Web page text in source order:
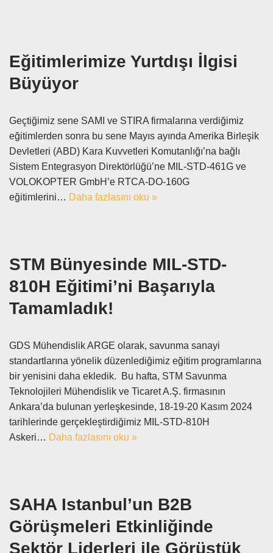
Eğitimlerimize Yurtdışı İlgisi
Büyüyor
Geçtiğimiz sene SAMI ve STIRA firmalarına verdiğimiz
eğitimlerden sonra bu sene Mayıs ayında Amerika Birleşik
Devletleri (ABD) Kara Kuvvetleri Komutanlığı’na bağlı
Sistem Entegrasyon Direktörlüğü’ne MIL-STD-461G ve
VOLOKOPTER GmbH’e RTCA-DO-160G
eğitimlerini… Daha fazlasını oku »
STM Bünyesinde MIL-STD-
810H Eğitimi’ni Başarıyla
Tamamladık!
GDS Mühendislik ARGE olarak, savunma sanayi
standartlarına yönelik düzenlediğimiz eğitim programlarına
bir yenisini daha ekledik. Bu hafta, STM Savunma
Teknolojileri Mühendislik ve Ticaret A.Ş. firmasının
Ankara’da bulunan yerleşkesinde, 18-19-20 Kasım 2024
tarihlerinde gerçekleştirdiğimiz MIL-STD-810H
Askeri… Daha fazlasını oku »
SAHA Istanbul’un B2B
Görüşmeleri Etkinliğinde
Sektör Liderleri ile Görüştük